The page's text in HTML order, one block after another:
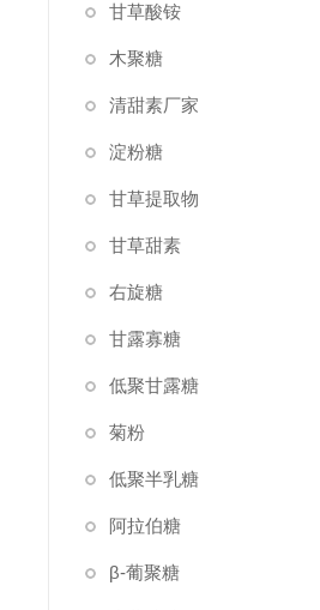
甘草酸铵
木聚糖
清甜素厂家
淀粉糖
甘草提取物
甘草甜素
右旋糖
甘露寡糖
低聚甘露糖
菊粉
低聚半乳糖
阿拉伯糖
β-葡聚糖